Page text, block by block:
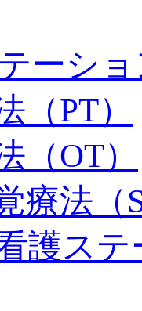
ーシ
（PT）
（OT）
療法（
護ス